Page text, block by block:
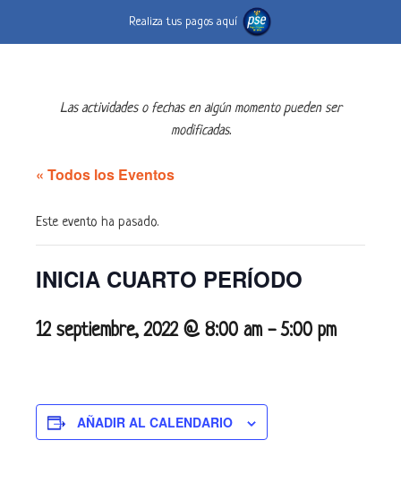
Realiza tus pagos aquí
Las actividades o fechas en algún momento pueden ser
modificadas.
« Todos los Eventos
Este evento ha pasado.
INICIA CUARTO PERÍODO
12 septiembre, 2022 @ 8:00 am -5:00 pm
AÑADIR AL CALENDARIO